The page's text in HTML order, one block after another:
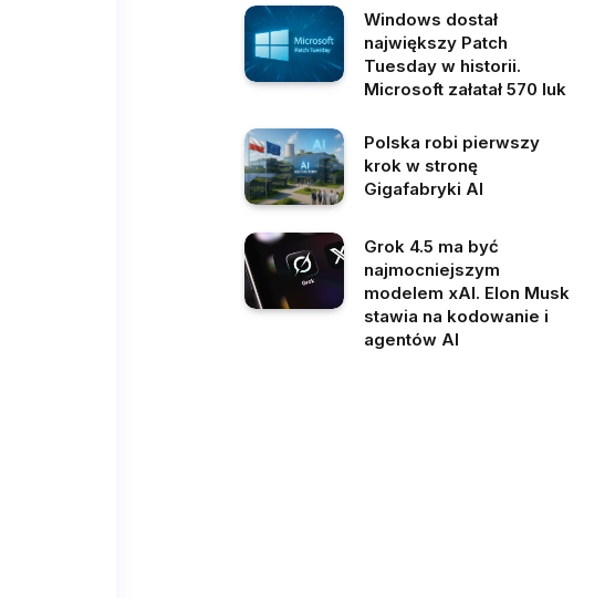
Windows dostał
największy Patch
Tuesday w historii.
Microsoft załatał 570 luk
Polska robi pierwszy
krok w stronę
Gigafabryki AI
Grok 4.5 ma być
najmocniejszym
modelem xAI. Elon Musk
stawia na kodowanie i
agentów AI